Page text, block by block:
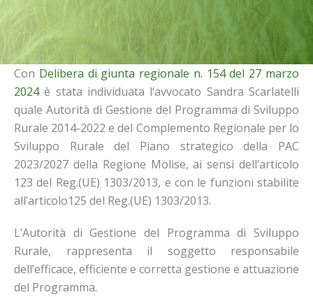
Con Delibera di giunta regionale n. 154 del 27 marzo
2024è stata individuata l’avvocato Sandra Scarlatelli
quale Autorità di Gestione del Programma di Sviluppo
Rurale 2014-2022 e del Complemento Regionale per lo
Sviluppo Rurale del Piano strategico della PAC
2023/2027 della Regione Molise, ai sensi dell’articolo
123 del Reg.(UE) 1303/2013, e con le funzioni stabilite
all’articolo125 del Reg.(UE) 1303/2013.
L’Autorità di Gestione del Programma di Sviluppo
Rurale, rappresenta il soggetto responsabile
dell’efficace, efficiente e corretta gestione e attuazione
del Programma.